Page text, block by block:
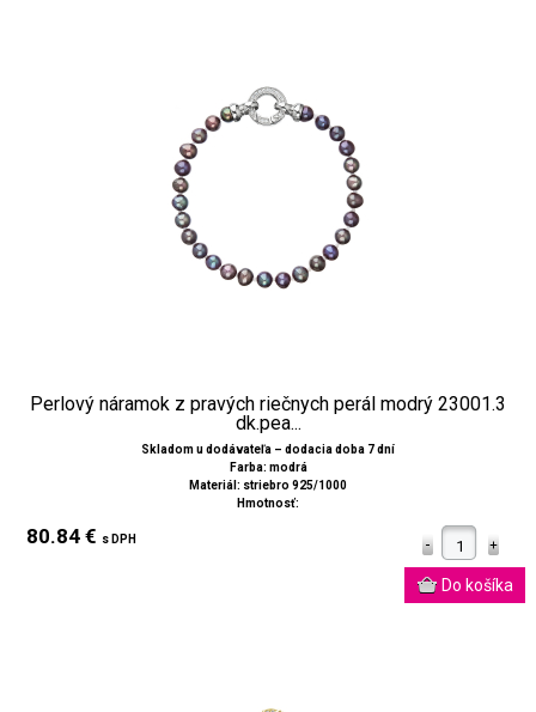
Perlový náramok z pravých riečnych perál modrý 23001.3
dk.pea...
Skladom u dodávateľa – dodacia doba 7 dní
Farba: modrá
Materiál: striebro 925/1000
Hmotnosť:
80.84 € s DPH